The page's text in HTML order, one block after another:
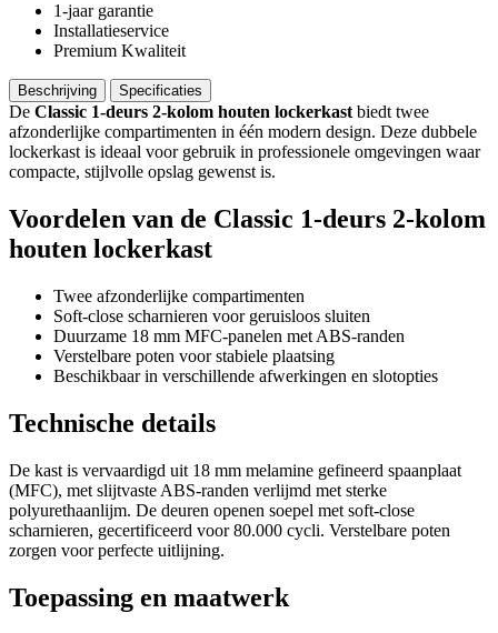
1-jaar garantie
Installatieservice
Premium Kwaliteit
Beschrijving Specificaties
De Classic 1-deurs 2-kolom houten lockerkast biedt twee
afzonderlijke compartimenten in één modern design. Deze dubbele
lockerkast is ideaal voor gebruik in professionele omgevingen waar
compacte, stijlvolle opslag gewenst is.
Voordelen van de Classic 1-deurs 2-kolom
houten lockerkast
Twee afzonderlijke compartimenten
Soft-close scharnieren voor geruisloos sluiten
Duurzame 18 mm MFC-panelen met ABS-randen
Verstelbare poten voor stabiele plaatsing
Beschikbaar in verschillende afwerkingen en slotopties
Technische details
De kast is vervaardigd uit 18 mm melamine gefineerd spaanplaat
(MFC), met slijtvaste ABS-randen verlijmd met sterke
polyurethaanlijm. De deuren openen soepel met soft-close
scharnieren, gecertificeerd voor 80.000 cycli. Verstelbare poten
zorgen voor perfecte uitlijning.
Toepassing en maatwerk